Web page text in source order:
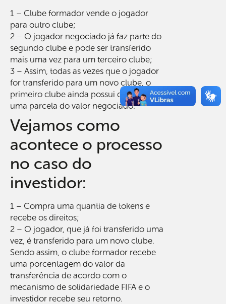
1 – Clube formador vende o jogador
para outro clube;
2 – O jogador negociado já faz parte do
segundo clube e pode ser transferido
mais uma vez para um terceiro clube;
3 – Assim, todas as vezes que o jogador
for transferido para um novo clube, o
primeiro clube ainda possui direito sobre
uma parcela do valor negociado.
Vejamos como
acontece o processo
no caso do
investidor:
1 – Compra uma quantia de tokens e
recebe os direitos;
2 – O jogador, que já foi transferido uma
vez, é transferido para um novo clube.
Sendo assim, o clube formador recebe
uma porcentagem do valor da
transferência de acordo com o
mecanismo de solidariedade FIFA e o
investidor recebe seu retorno.